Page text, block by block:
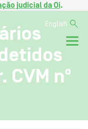
judicial da Oi.
English
CVM nº